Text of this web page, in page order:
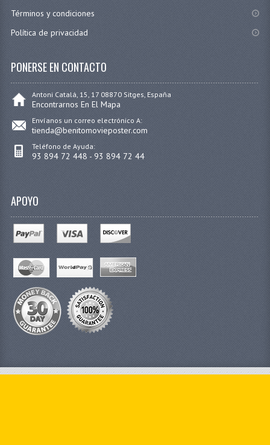
Términos y condiciones
Política de privacidad
PONERSE EN CONTACTO
Antoni Catalá, 15, 17 08870 Sitges, España
Encontrarnos En El Mapa
Envíanos un correo electrónico A:
tienda@benitomovieposter.com
Teléfono de Ayuda:
93 894 72 448 - 93 894 72 44
APOYO